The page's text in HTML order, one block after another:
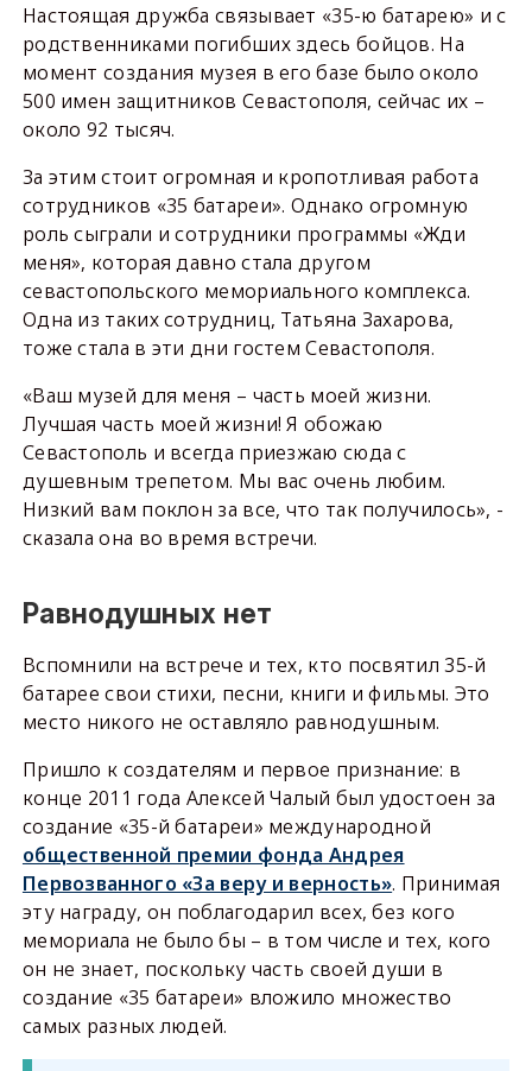
Настоящая дружба связывает «35-ю батарею» и с
родственниками погибших здесь бойцов. На
момент создания музея в его базе было около
500 имен защитников Севастополя, сейчас их –
около 92 тысяч.
За этим стоит огромная и кропотливая работа
сотрудников «35 батареи». Однако огромную
роль сыграли и сотрудники программы «Жди
меня», которая давно стала другом
севастопольского мемориального комплекса.
Одна из таких сотрудниц, Татьяна Захарова,
тоже стала в эти дни гостем Севастополя.
«Ваш музей для меня – часть моей жизни.
Лучшая часть моей жизни! Я обожаю
Севастополь и всегда приезжаю сюда с
душевным трепетом. Мы вас очень любим.
Низкий вам поклон за все, что так получилось», -
сказала она во время встречи.
Равнодушных нет
Вспомнили на встрече и тех, кто посвятил 35-й
батарее свои стихи, песни, книги и фильмы. Это
место никого не оставляло равнодушным.
Пришло к создателям и первое признание: в
конце 2011 года Алексей Чалый был удостоен за
создание «35-й батареи» международной
общественной премии фонда Андрея
Первозванного «За веру и верность». Принимая
эту награду, он поблагодарил всех, без кого
мемориала не было бы – в том числе и тех, кого
он не знает, поскольку часть своей души в
создание «35 батареи» вложило множество
самых разных людей.